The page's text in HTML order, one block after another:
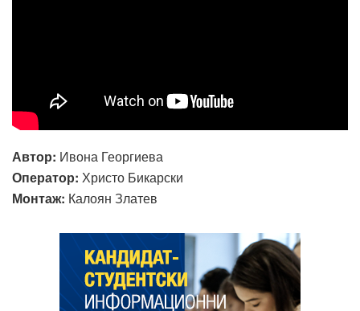
Автор: Ивона Георгиева
Оператор: Христо Бикарски
Монтаж: Калоян Златев